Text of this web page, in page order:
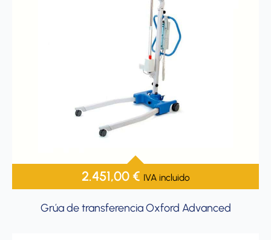
2.451,00€ IVA incluido
Grúa de transferencia Oxford Advanced